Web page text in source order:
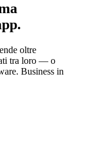
oltre
tra loro — o
Business in